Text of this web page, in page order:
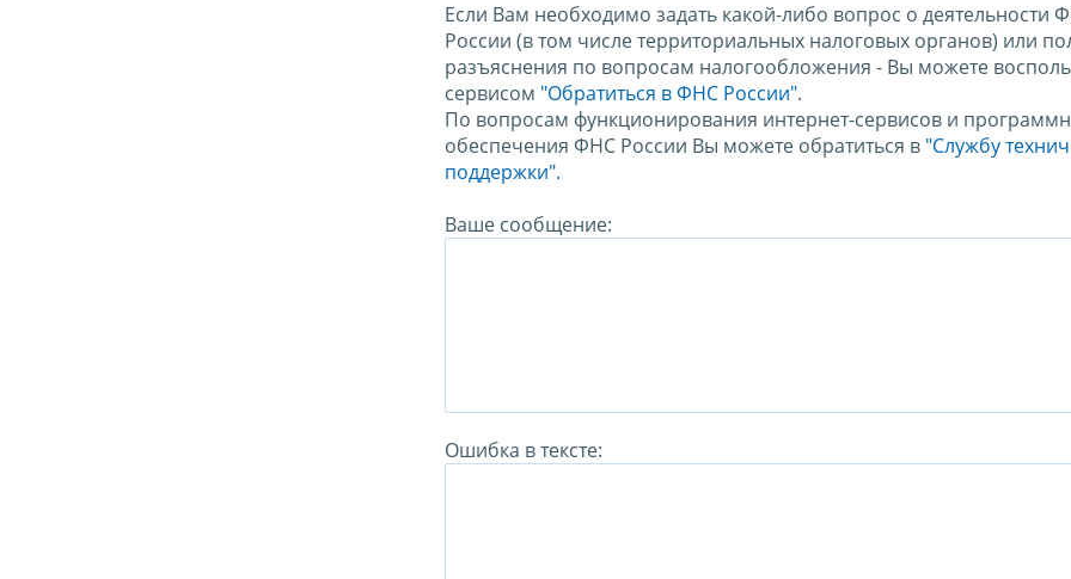
Если Вам необходимо задать какой-либо вопрос о деятельности
России (в том числе территориальных налоговых органов) или
разъяснения по вопросам налогообложения - Вы можете
сервисом "Обратиться в ФНС России".
По вопросам функционирования интернет-сервисов и
обеспечения ФНС России Вы можете обратиться в "Службу
поддержки".
Ваше сообщение:
Ошибка в тексте: